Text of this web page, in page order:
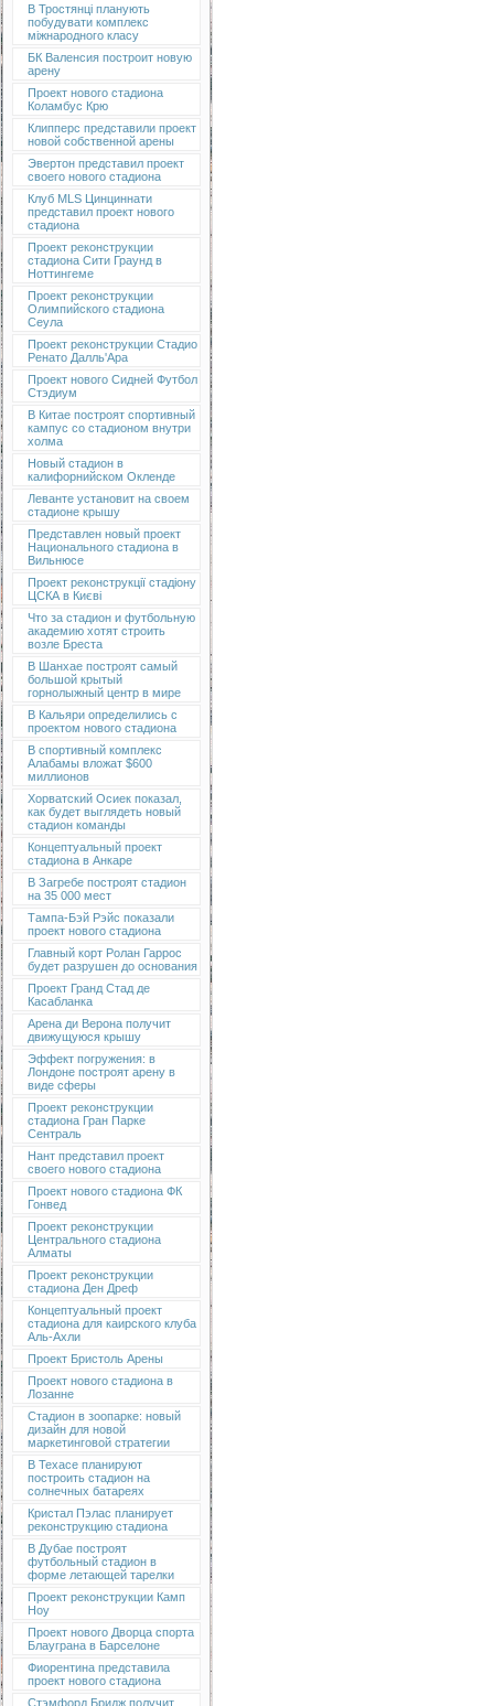
В Тростянці планують
побудувати комплекс
міжнародного класу
БК Валенсия построит новую
арену
Проект нового стадиона
Коламбус Крю
Клипперс представили проект
новой собственной арены
Эвертон представил проект
своего нового стадиона
Клуб MLS Цинциннати
представил проект нового
стадиона
Проект реконструкции
стадиона Сити Граунд в
Ноттингеме
Проект реконструкции
Олимпийского стадиона
Сеула
Проект реконструкции Стадио
Ренато Далль'Ара
Проект нового Сидней Футбол
Стэдиум
В Китае построят спортивный
кампус со стадионом внутри
холма
Новый стадион в
калифорнийском Окленде
Леванте установит на своем
стадионе крышу
Представлен новый проект
Национального стадиона в
Вильнюсе
Проект реконструкції стадіону
ЦСКА в Києві
Что за стадион и футбольную
академию хотят строить
возле Бреста
В Шанхае построят самый
большой крытый
горнолыжный центр в мире
В Кальяри определились с
проектом нового стадиона
В спортивный комплекс
Алабамы вложат $600
миллионов
Хорватский Осиек показал,
как будет выглядеть новый
стадион команды
Концептуальный проект
стадиона в Анкаре
В Загребе построят стадион
на 35 000 мест
Тампа-Бэй Рэйс показали
проект нового стадиона
Главный корт Ролан Гаррос
будет разрушен до основания
Проект Гранд Стад де
Касабланка
Арена ди Верона получит
движущуюся крышу
Эффект погружения: в
Лондоне построят арену в
виде сферы
Проект реконструкции
стадиона Гран Парке
Сентраль
Нант представил проект
своего нового стадиона
Проект нового стадиона ФК
Гонвед
Проект реконструкции
Центрального стадиона
Алматы
Проект реконструкции
стадиона Ден Дреф
Концептуальный проект
стадиона для каирского клуба
Аль-Ахли
Проект Бристоль Арены
Проект нового стадиона в
Лозанне
Стадион в зоопарке: новый
дизайн для новой
маркетинговой стратегии
В Техасе планируют
построить стадион на
солнечных батареях
Кристал Пэлас планирует
реконструкцию стадиона
В Дубае построят
футбольный стадион в
форме летающей тарелки
Проект реконструкции Камп
Ноу
Проект нового Дворца спорта
Блауграна в Барселоне
Фиорентина представила
проект нового стадиона
Стэмфорд Бридж получит